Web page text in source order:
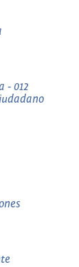
- 012